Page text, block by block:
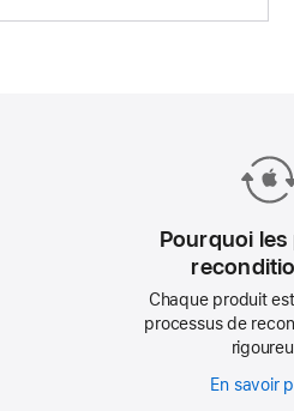
Pourquoi
Chaque produit
processus de
En savoir